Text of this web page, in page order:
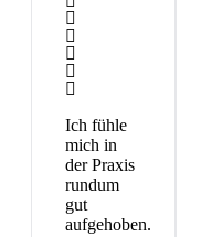
Ich fühle
mich in
der Praxis
rundum
gut
aufgehoben.